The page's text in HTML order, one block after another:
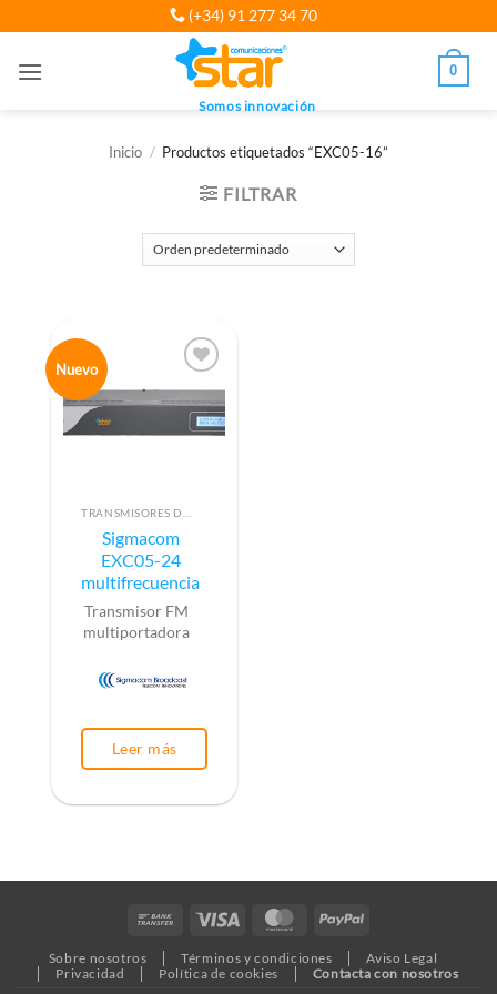
al
(+34) 91 277 34 70
Somos innovación
0
Inicio / Productos etiquetados “EXC05-16”
FILTRAR
Nuevo
Sigmacom
EXC05-24
multifrecuencia
Transmisor FM
multiportadora
Leer más
Bank
Visa MasterCardPayPal
Sobre nosotros Términos y condiciones
Aviso Legal
Privacidad
Política de cookies Contacta con nosotros